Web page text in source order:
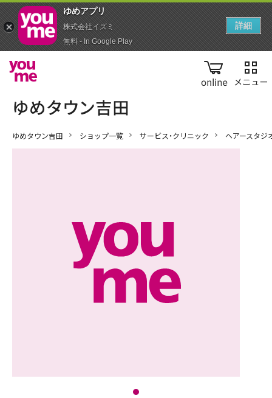
online
ゆめタウン吉田 ショップ一覧 サービス・クリニック ヘアースタ
ゆめアプ‪リ‬
株式会社イズミ
無料 - In Google Play
詳細